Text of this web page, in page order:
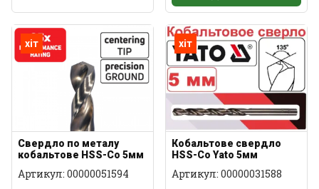
хіт
Свердло по металу
кобальтове HSS-Co 5мм
Артикул: 00000051594
хіт
Кобальтове свердло
HSS-Co Yato 5мм
Артикул: 00000031588